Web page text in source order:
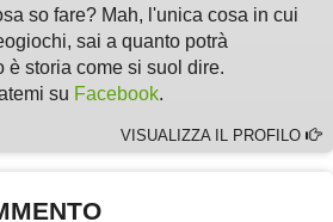
so fare? Mah, l'unica cosa in cui
sai a quanto potrà
è storia come si suol dire.
su Facebook.
VISUALIZZA IL PROFILO